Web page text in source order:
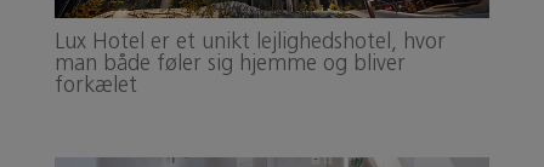
Lux Hotel er et unikt lejlighedshotel, hvor
man både føler sig hjemme og bliver
forkælet